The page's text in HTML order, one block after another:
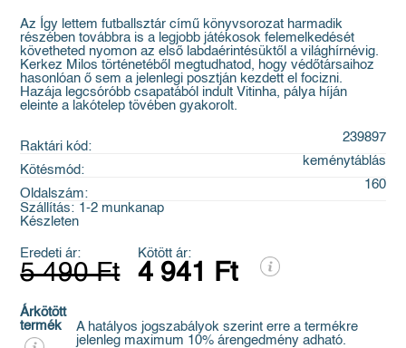
Az Így lettem futballsztár című könyvsorozat harmadik
részében továbbra is a legjobb játékosok felemelkedését
követheted nyomon az első labdaérintésüktől a világhírnévig.
Kerkez Milos történetéből megtudhatod, hogy védőtársaihoz
hasonlóan ő sem a jelenlegi posztján kezdett el focizni.
Hazája legcsóróbb csapatából indult Vitinha, pálya híján
eleinte a lakótelep tövében gyakorolt.
Raktári kód:
239897
Kötésmód:
keménytáblás
Oldalszám:
160
Szállítás: 1-2 munkanap
Készleten
Eredeti ár:
5 490 Ft
Kötött ár:
4 941 Ft
Árkötött
termék
A hatályos jogszabályok szerint erre a termékre
jelenleg maximum 10% árengedmény adható.